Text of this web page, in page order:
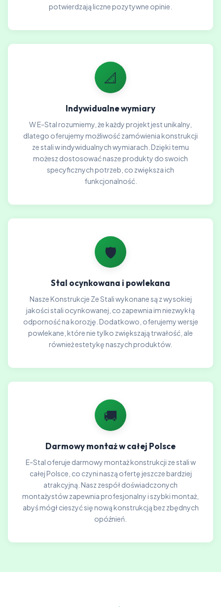
potwierdzają liczne pozytywne opinie.
📐
Indywidualne wymiary
W E-Stal rozumiemy, że każdy projekt jest unikalny,
dlatego oferujemy możliwość zamówienia konstrukcji
ze stali w indywidualnych wymiarach. Dzięki temu
możesz dostosować nasze produkty do swoich
specyficznych potrzeb, co zwiększa ich
funkcjonalność.
🛡️
Stal ocynkowana i powlekana
Nasze Konstrukcje Ze Stali wykonane są z wysokiej
jakości stali ocynkowanej, co zapewnia im niezwykłą
odporność na korozję. Dodatkowo, oferujemy wersje
powlekane, które nie tylko zwiększają trwałość, ale
również estetykę naszych produktów.
🚚
Darmowy montaż w całej Polsce
E-Stal oferuje darmowy montaż konstrukcji ze stali w
całej Polsce, co czyni naszą ofertę jeszcze bardziej
atrakcyjną. Nasz zespół doświadczonych
montażystów zapewnia profesjonalny i szybki montaż,
abyś mógł cieszyć się nową konstrukcją bez zbędnych
opóźnień.